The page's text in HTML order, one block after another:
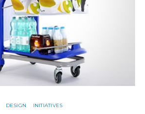
DESIGN INITIATIVES